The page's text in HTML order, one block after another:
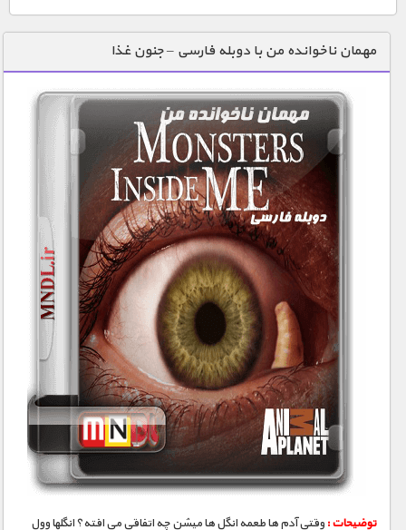
دنیای خوراکی ها
زمین شناسی / محیط زیست
سازه/ معماری/ مهندسی
سرگرمی
شناخت کودکان
علم و فناوری
فرهنگ / هنر
کیهان / نجوم
گردشگری
ماورایی
مسابقات / ورزشی
مستند های اختصاصی
مهمان ناخوانده من با دوبله فارسی – جنون غذا
توضیحات : وقتی آدم ها طعمه انگل ها میشن چه اتفاقی می افته؟ انگلها وول